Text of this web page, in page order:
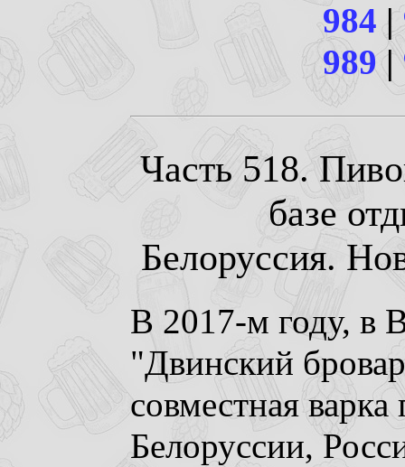
984 |
989|
Часть 518.
базе
Белоруссия.
В 2017-м году, в
"Двинский
совместная
Белоруссии,